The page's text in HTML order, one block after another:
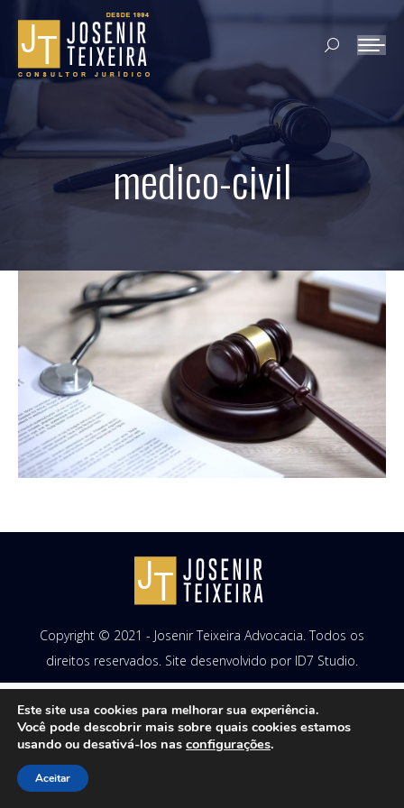
Search:
medico-civil
Copyright © 2021 - Josenir Teixeira Advocacia. Todos os
direitos reservados. Site desenvolvido por ID7 Studio
Este site usa cookies para melhorar sua experiência.
Você pode descobrir mais sobre quais cookies estamos
usando ou desativá-los nas configurações.
Aceitar